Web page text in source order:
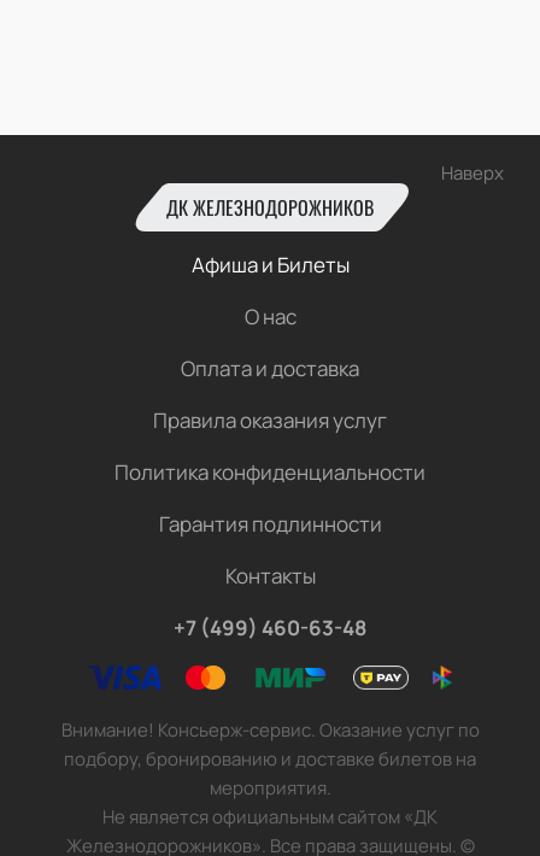
Наверх
ДК ЖЕЛЕЗНОДОРОЖНИКОВ
Афиша и Билеты
О нас
Оплата и доставка
Правила оказания услуг
Политика конфиденциальности
Гарантия подлинности
Контакты
+7 (499) 460-63-48
Внимание! Консьерж-сервис. Оказание услуг по
подбору, бронированию и доставке билетов на
мероприятия.
Не является официальным сайтом «ДК
Железнодорожников». Все права защищены.©